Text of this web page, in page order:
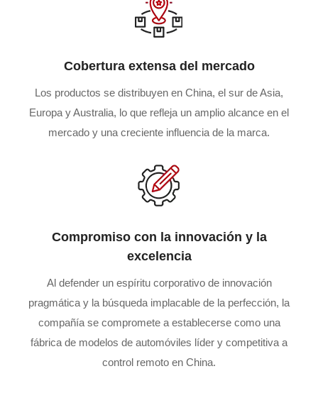
Cobertura extensa del mercado
Los productos se distribuyen en China, el sur de Asia,
Europa y Australia, lo que refleja un amplio alcance en el
mercado y una creciente influencia de la marca.
Compromiso con la innovación y la
excelencia
Al defender un espíritu corporativo de innovación
pragmática y la búsqueda implacable de la perfección, la
compañía se compromete a establecerse como una
fábrica de modelos de automóviles líder y competitiva a
control remoto en China.